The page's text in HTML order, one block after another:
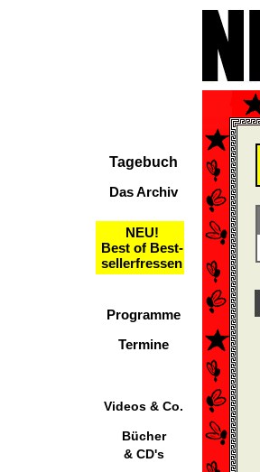
Tagebuch
Das Archiv
NEU!
Best of Best-
sellerfressen
Programme
Termine
Videos & Co.
Bücher
& CD's